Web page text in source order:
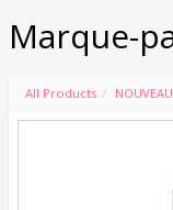
Marque-
All Products